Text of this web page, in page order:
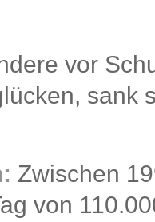
vor
sank
Zwischen
von